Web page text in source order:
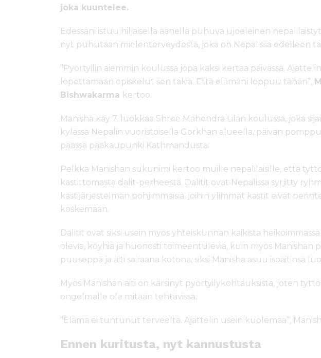
joka kuuntelee.
Edessäni istuu hiljaisella äänellä puhuva ujoeleinen
nyt puhutaan mielenterveydestä, joka on Nepalissa edelleen
”Pyörtyilin aiemmin koulussa jopa kaksi kertaa päivässä.
lopettamaan opiskelut sen takia. Että elämäni loppuu tähän”,
Bishwakarma kertoo.
Manisha käy 7. luokkaa Shree Mahendra Lilan koulussa, joka
kylässä Nepalin vuoristoisella Gorkhan alueella, päivän
päässä pääkaupunki Kathmandusta.
Pelkkä Manishan sukunimi kertoo muille nepalilaisille, että
kastittomasta dalit-perheestä. Dalitit ovat Nepalissa syrjitty
kastijärjestelmän pohjimmaisia, joihin ylimmät kastit eivät
koskemaan.
Dalitit ovat siksi usein myös yhteiskunnan kaikista heikoimmassa
olevia, köyhiä ja huonosti toimeentulevia, kuin myös Manishan
puuseppä ja äiti sairaana kotona, siksi Manisha asuu isoäitinsä
Myös Manishan äiti on kärsinyt pyörtyilykohtauksista, joten
ongelmalle ole mitään tehtävissä.
”Elämä ei tuntunut terveeltä. Ajattelin usein kuolemaa”,
Ennen kuritusta, nyt kannustusta